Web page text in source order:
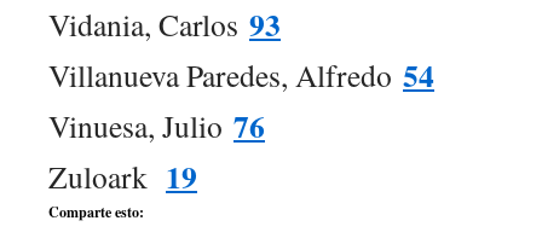
Vidania, Carlos 93
Villanueva Paredes, Alfredo 54
Vinuesa, Julio 76
Zuloark 19
Comparte esto: